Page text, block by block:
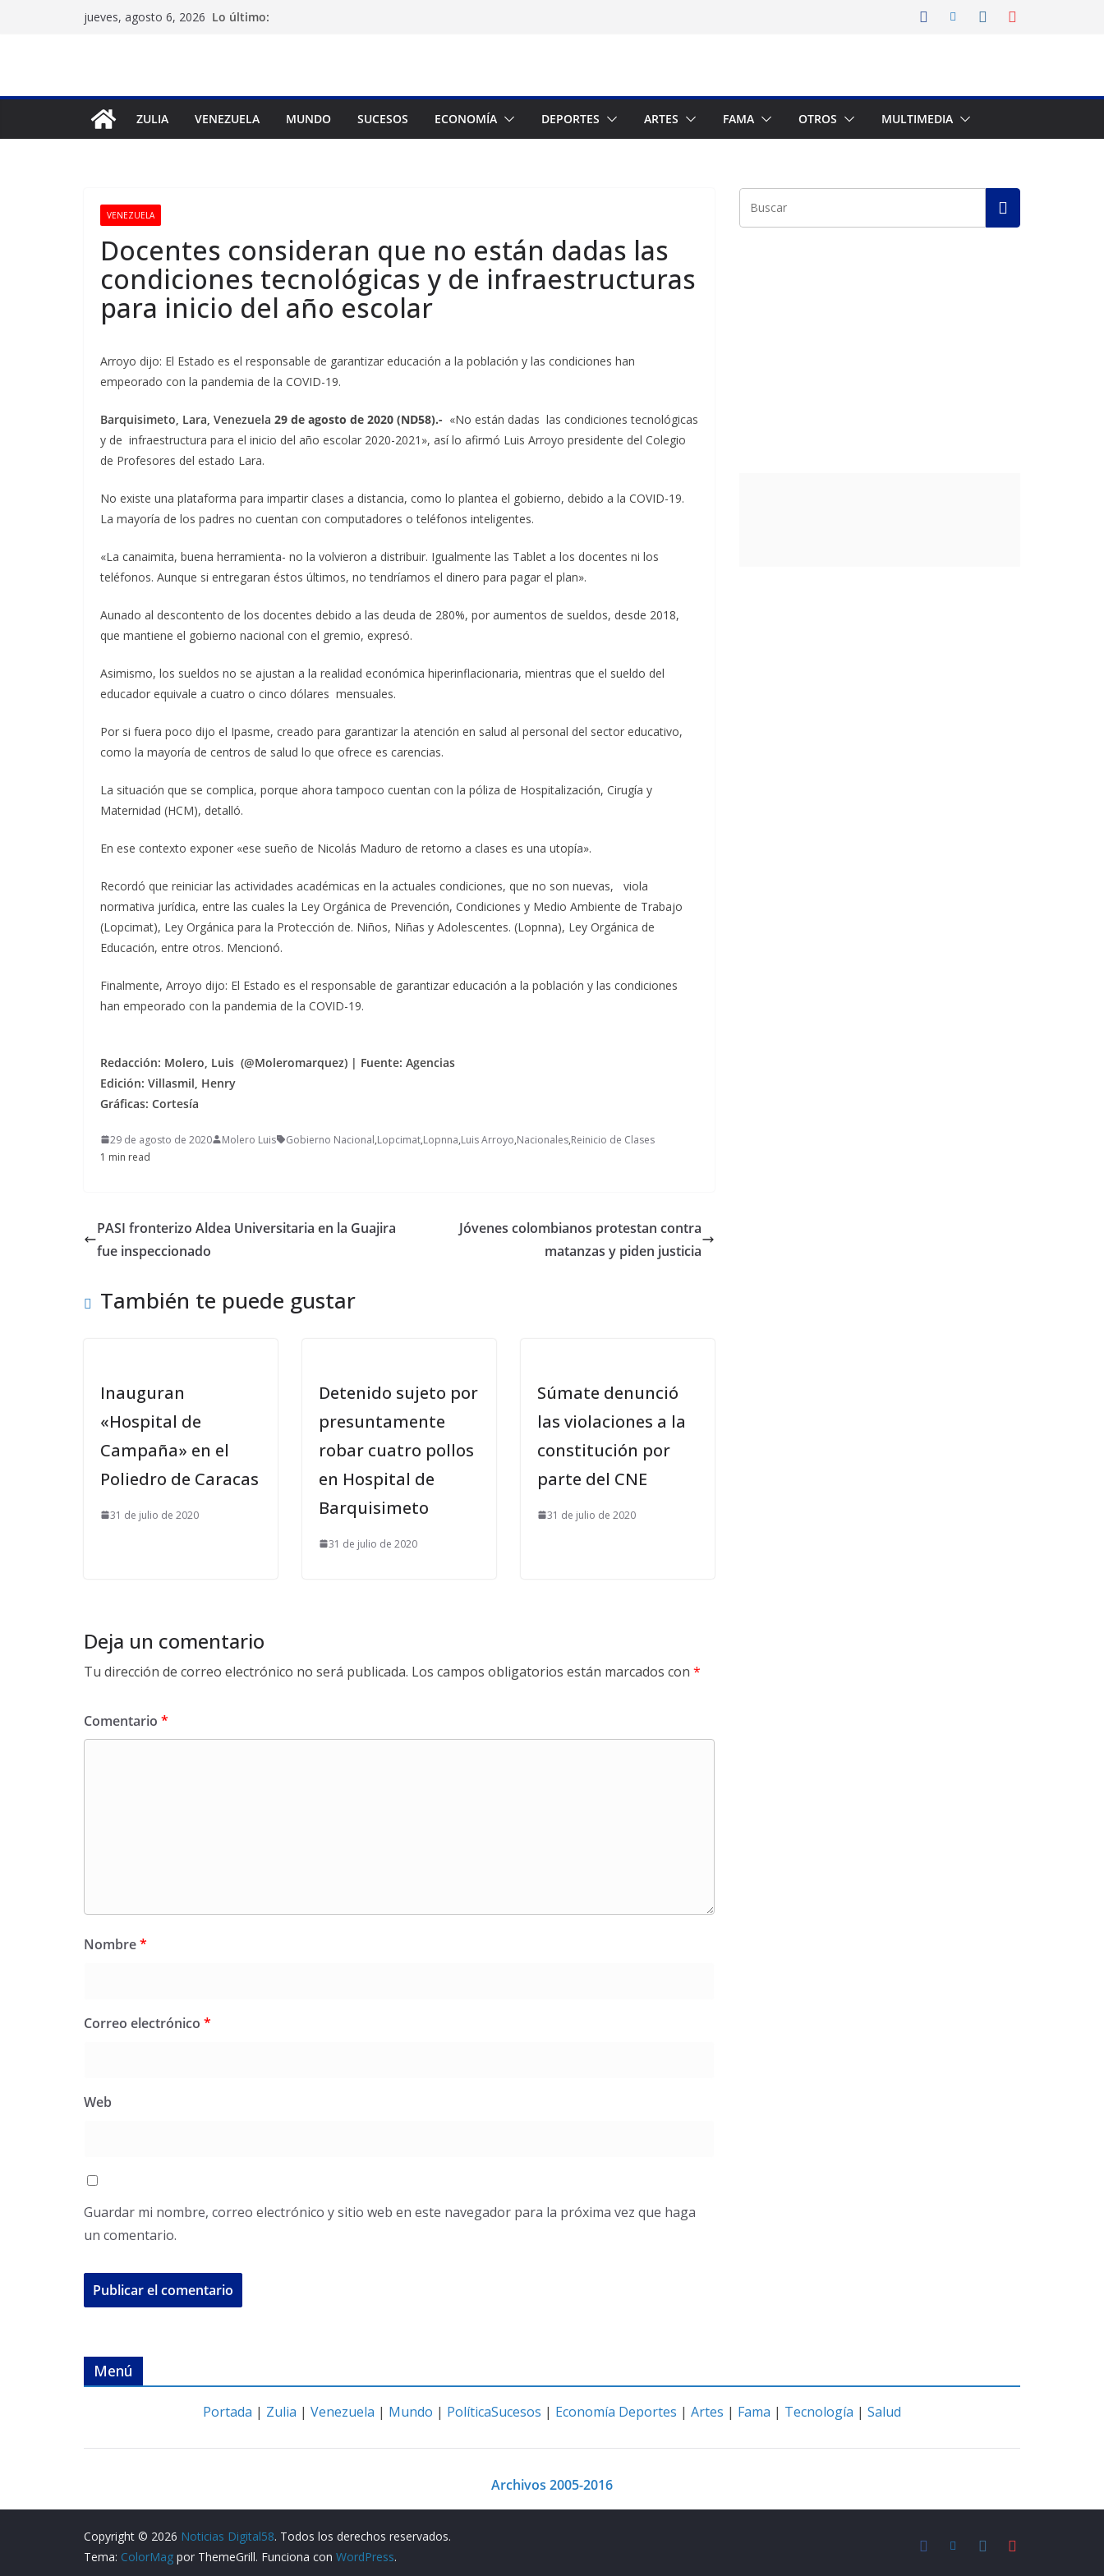
jueves, agosto 6, 2026 Lo último:
ZULIA VENEZUELA MUNDO SUCESOS ECONOMÍA DEPORTES ARTES FAMA OTROS MULTIMEDIA
VENEZUELA
Docentes consideran que no están dadas las
condiciones tecnológicas y de infraestructuras
para inicio del año escolar
Arroyo dijo: El Estado es el responsable de garantizar educación a la población y las condiciones han
empeorado con la pandemia de la COVID-19.
Barquisimeto, Lara, Venezuela 29 de agosto de 2020 (ND58).- «No están dadas las condiciones tecnológicas
y de infraestructura para el inicio del año escolar 2020-2021», así lo afirmó Luis Arroyo presidente del Colegio
de Profesores del estado Lara.
No existe una plataforma para impartir clases a distancia, como lo plantea el gobierno, debido a la COVID-19.
La mayoría de los padres no cuentan con computadores o teléfonos inteligentes.
«La canaimita, buena herramienta- no la volvieron a distribuir. Igualmente las Tablet a los docentes ni los
teléfonos. Aunque si entregaran éstos últimos, no tendríamos el dinero para pagar el plan».
Aunado al descontento de los docentes debido a las deuda de 280%, por aumentos de sueldos, desde 2018,
que mantiene el gobierno nacional con el gremio, expresó.
Asimismo, los sueldos no se ajustan a la realidad económica hiperinflacionaria, mientras que el sueldo del
educador equivale a cuatro o cinco dólares mensuales.
Por si fuera poco dijo el Ipasme, creado para garantizar la atención en salud al personal del sector educativo,
como la mayoría de centros de salud lo que ofrece es carencias.
La situación que se complica, porque ahora tampoco cuentan con la póliza de Hospitalización, Cirugía y
Maternidad (HCM), detalló.
En ese contexto exponer «ese sueño de Nicolás Maduro de retorno a clases es una utopía».
Recordó que reiniciar las actividades académicas en la actuales condiciones, que no son nuevas, viola
normativa jurídica, entre las cuales la Ley Orgánica de Prevención, Condiciones y Medio Ambiente de Trabajo
(Lopcimat), Ley Orgánica para la Protección de. Niños, Niñas y Adolescentes. (Lopnna), Ley Orgánica de
Educación, entre otros. Mencionó.
Finalmente, Arroyo dijo: El Estado es el responsable de garantizar educación a la población y las condiciones
han empeorado con la pandemia de la COVID-19.
Redacción: Molero, Luis (@Moleromarquez) | Fuente: Agencias
Edición: Villasmil, Henry
Gráficas: Cortesía
29 de agosto de 2020 Molero Luis Gobierno Nacional,Lopcimat,Lopnna,Luis Arroyo,Nacionales,Reinicio de Clases
1 min read
PASI fronterizo Aldea Universitaria en la Guajira
fue inspeccionado
Jóvenes colombianos protestan contra
matanzas y piden justicia
También te puede gustar
Inauguran
«Hospital de
Campaña» en el
Poliedro de Caracas
31 de julio de 2020
Detenido sujeto por
presuntamente
robar cuatro pollos
en Hospital de
Barquisimeto
31 de julio de 2020
Súmate denunció
las violaciones a la
constitución por
parte del CNE
31 de julio de 2020
Deja un comentario
Tu dirección de correo electrónico no será publicada. Los campos obligatorios están marcados con *
Comentario *
Nombre*
Correo electrónico *
Web
Guardar mi nombre, correo electrónico y sitio web en este navegador para la próxima vez que haga
un comentario.
Menú
Portada | Zulia | Venezuela | Mundo | PolíticaSucesos | Economía Deportes | Artes | Fama | Tecnología | Salud
Archivos 2005-2016
Copyright © 2026 Noticias Digital58. Todos los derechos reservados.
Tema: ColorMag por ThemeGrill. Funciona con WordPress.